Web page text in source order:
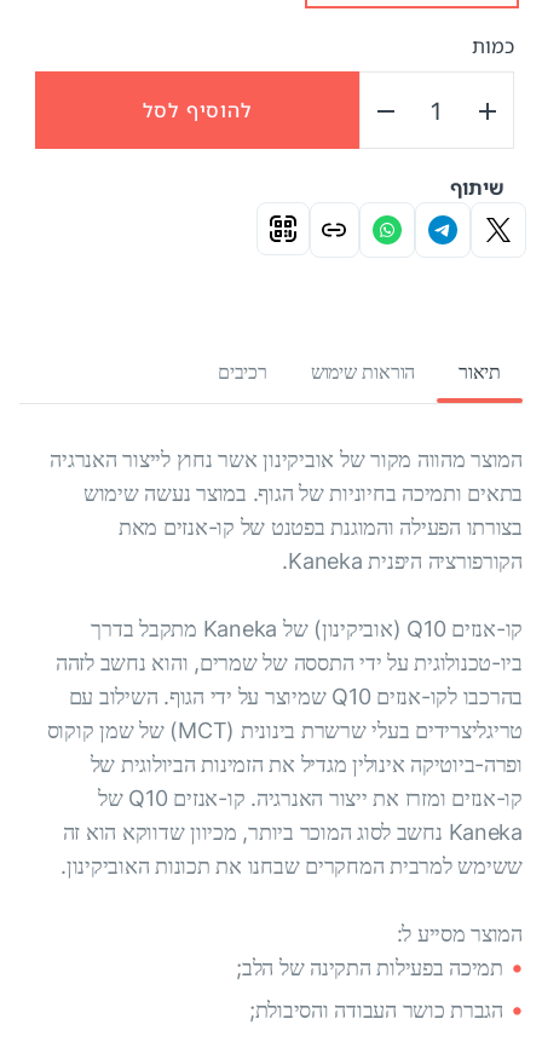
כמות
להוסיף לסל
שיתוף
תיאור הוראות שימוש רכיבים
המוצר מהווה מקור של אוביקינון אשר נחוץ לייצור האנרגיה
בתאים ותמיכה בחיוניות של הגוף. במוצר נעשה שימוש
בצורתו הפעילה והמוגנת בפטנט של קו-אנזים מאת
הקורפורציה היפנית Kaneka.
קו-אנזים Q10 (אוביקינון) של Kaneka מתקבל בדרך
ביו-טכנולוגית על ידי התססה של שמרים, והוא נחשב לזהה
בהרכבו לקו-אנזים Q10 שמיוצר על ידי הגוף. השילוב עם
טריגליצרידים בעלי שרשרת בינונית (MCT) של שמן קוקוס
ופרה-ביוטיקה אינולין מגדיל את הזמינות הביולוגית של
קו-אנזים ומזרז את ייצור האנרגיה. קו-אנזים Q10 של
Kaneka נחשב לסוג המוכר ביותר, מכיוון שדווקא הוא זה
ששימש למרבית המחקרים שבחנו את תכונות האוביקינון.
המוצר מסייע ל:
תמיכה בפעילות התקינה של הלב;
הגברת כושר העבודה והסיבולת;